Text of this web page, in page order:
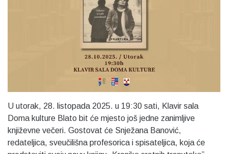
U utorak, 28. listopada 2025. u 19:30 sati, Klavir sala
Doma kulture Blato bit će mjesto još jedne zanimljive
književne večeri. Gostovat će Snježana Banović,
redateljica, sveučilišna profesorica i spisateljica, koja će